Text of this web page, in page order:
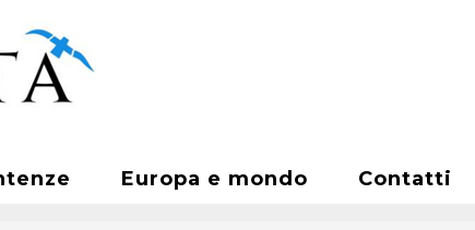
Europa e mondo Contatti